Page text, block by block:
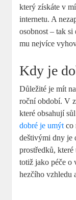
který získáte v
internetu. A
osobnost – tak
mu nejvíce
Kdy je
Důležité je mít
roční období. V
které obsahují
dobré je umýt co
deštivými dny je
prostředků,
totiž jako péče o
hezčího vzhledu